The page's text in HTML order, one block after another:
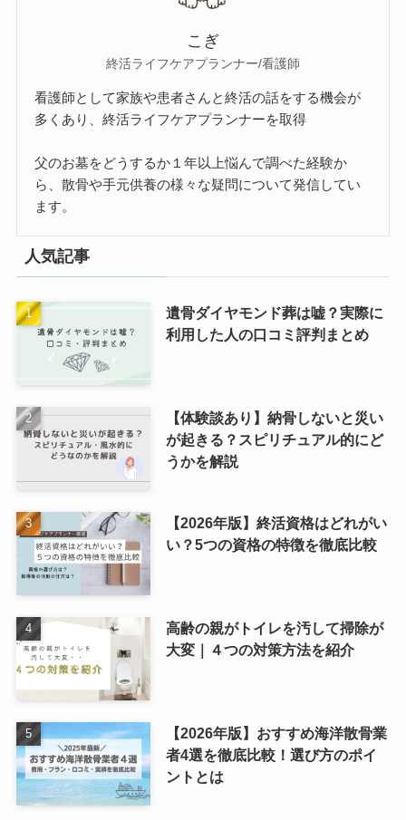
こぎ
終活ライフケアプランナー/看護師
看護師として家族や患者さんと終活の話をする機会が
多くあり、終活ライフケアプランナーを取得
父のお墓をどうするか１年以上悩んで調べた経験か
ら、散骨や手元供養の様々な疑問について発信してい
ます。
人気記事
遺骨ダイヤモンド葬は嘘？実際に
利用した人の口コミ評判まとめ
【体験談あり】納骨しないと災い
が起きる？スピリチュアル的にど
うかを解説
【2026年版】終活資格はどれがい
い？5つの資格の特徴を徹底比較
高齢の親がトイレを汚して掃除が
大変｜４つの対策方法を紹介
【2026年版】おすすめ海洋散骨業
者4選を徹底比較！選び方のポイ
ントとは